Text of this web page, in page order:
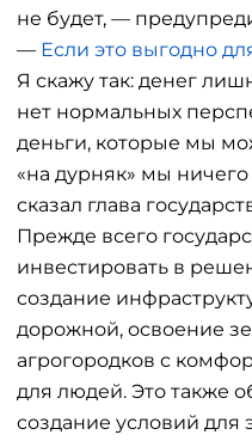
не будет, —
— Если это выгодно
Я скажу так: денег
нет нормальных
деньги, которые мы
«на дурняк» мы
сказал глава
Прежде всего
инвестировать в
создание
дорожной, освоение
агрогородков с
для людей. Это также
создание условий для